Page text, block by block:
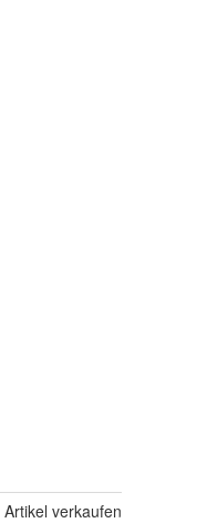
Artikel verkaufen